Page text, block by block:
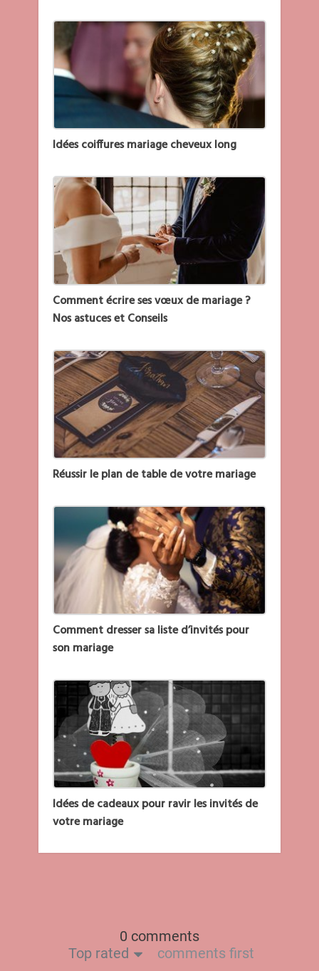
Idées coiffures mariage cheveux long
Comment écrire ses vœux de mariage ?
Nos astuces et Conseils
Réussir le plan de table de votre mariage
Comment dresser sa liste d’invités pour
son mariage
Idées de cadeaux pour ravir les invités de
votre mariage
0 comments
Top rated
comments first